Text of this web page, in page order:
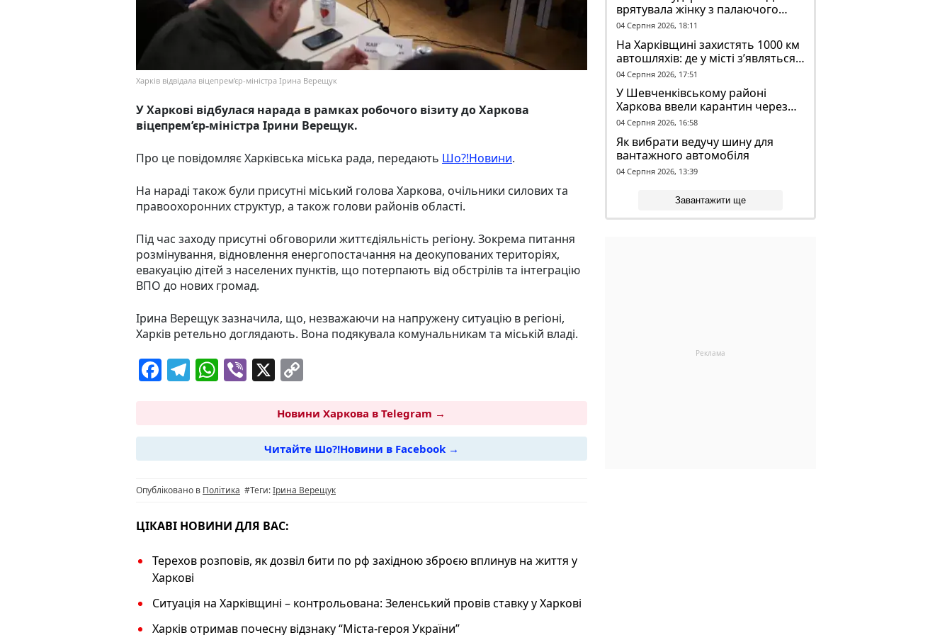
Харків відвідала віцепрем'єр-міністра Ірина Верещук
У Харкові відбулася нарада в рамках робочого візиту до Харкова
віцепрем’єр-міністра Ірини Верещук.
Про це повідомляє Харківська міська рада, передають Шо?!Новини.
На нараді також були присутні міський голова Харкова, очільники силових та
правоохоронних структур, а також голови районів області.
Під час заходу присутні обговорили життєдіяльність регіону. Зокрема питання
розмінування, відновлення енергопостачання на деокупованих територіях,
евакуацію дітей з населених пунктів, що потерпають від обстрілів та інтеграцію
ВПО до нових громад.
Ірина Верещук зазначила, що, незважаючи на напружену ситуацію в регіоні,
Харків ретельно доглядають. Вона подякувала комунальникам та міській владі.
F
e
b
o
k
T
g
ra
m
W
s
A
p
Vi X
p
y
Li
n
k
Новини Харкова в Telegram →
Читайте Шо?!Новини в Facebook →
Опубліковано в Політика #Теги:Ірина Верещук
ЦІКАВІ НОВИНИ ДЛЯ ВАС:
Терехов розповів, як дозвіл бити по рф західною зброєю вплинув на життя у
Харкові
Ситуація на Харківщині – контрольована: Зеленський провів ставку у Харкові
Харків отримав почесну відзнаку “Міста-героя України”
врятувала жінку з палаючого
будинку
04 Серпня 2026, 18:11
На Харківщині захистять 1000 км
автошляхів: де у місті з’являться
антидронові сітки
04 Серпня 2026, 17:51
У Шевченківському районі
Харкова ввели карантин через
скаженого кажана
04 Серпня 2026, 16:58
Як вибрати ведучу шину для
вантажного автомобіля
04 Серпня 2026, 13:39
Завантажити ще